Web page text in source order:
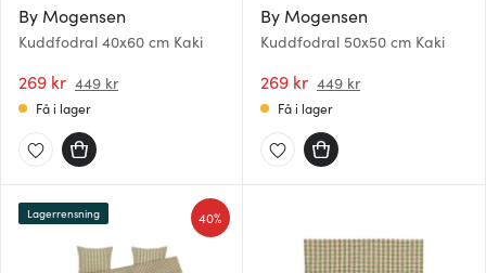
By Mogensen
Kuddfodral 40x60 cm Kaki
269 kr 449 kr
Få i lager
By Mogensen
Kuddfodral 50x50 cm Kaki
269 kr 449 kr
Få i lager
40%
Lagerrensning